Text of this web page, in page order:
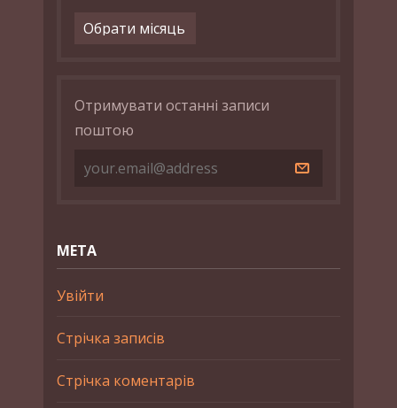
Архіви
Отримувати останні записи
поштою
МЕТА
Увійти
Стрічка записів
Стрічка коментарів